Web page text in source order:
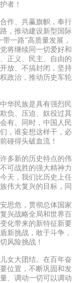
者！
作、共赢旗帜，奉行
，推动建设新型国际
一路”高质量发展，
将继续同一切爱好和
正义、民主、自由的
放、不搞封闭，坚持
政治，推动历史车轮
华民族是具有强烈民
负、压迫、奴役过其
有。同时，中国人民
，谁妄想这样干，必
碰得头破血流！
新的历史特点的伟
可战胜的强大精神力
天，我们比历史上任
伟大复兴的目标，同
思危，贯彻总体国家
兴战略全局和世界百
化带来的新特征新要
新挑战，敢于斗争，
风险挑战！
大团结。在百年奋
位置，不断巩固和发
、调动一切可以调动